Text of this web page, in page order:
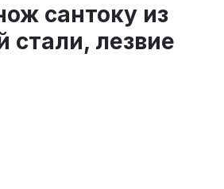
сантоку из
стали, лезвие